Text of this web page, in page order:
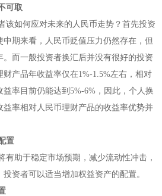
可取
如何应对未来的人民币走势？首先投资
期来看，人民币贬值压力仍然存在，但
。而一般投资者换汇后并没有很好的投资
产品年收益率仅在1%-1.5%左右，相对
率目前仍能达到5%-6%，因此，个人换
率相对人民币理财产品的收益率优势并
置
助于稳定市场预期，减少流动性冲击，
资者可以适当增加权益资产的配置。